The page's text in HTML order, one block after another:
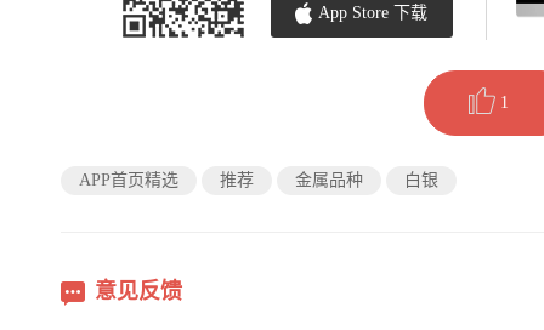
App Store 下载
1
APP首页精选 推荐 金属品种 白银
意见反馈